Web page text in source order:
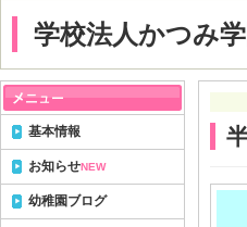
学校法人かつみ
基本情報
お知らせNEW
幼稚園ブログ